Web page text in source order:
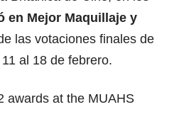
en Mejor Maquillaje y
las votaciones finales de
al 18 de febrero.
awards at the MUAHS